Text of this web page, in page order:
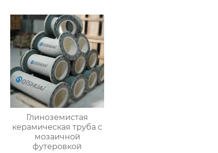
Глиноземистая
керамическая труба с
мозаичной
футеровкой